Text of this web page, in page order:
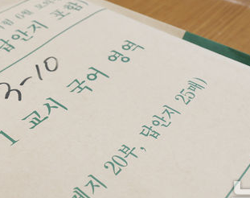
종
계속[다음주
로 삼겠다"
안겨드려 죄송"